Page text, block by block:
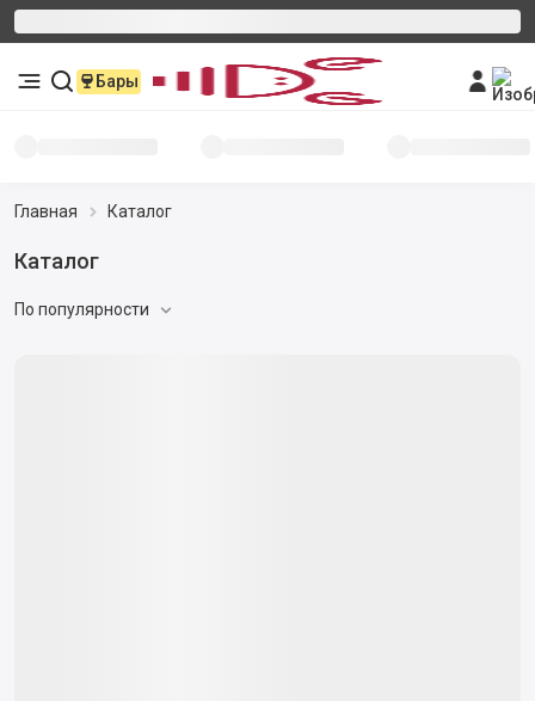
Бары
Главная Каталог
Сибас, дорадо для запекания
По популярности